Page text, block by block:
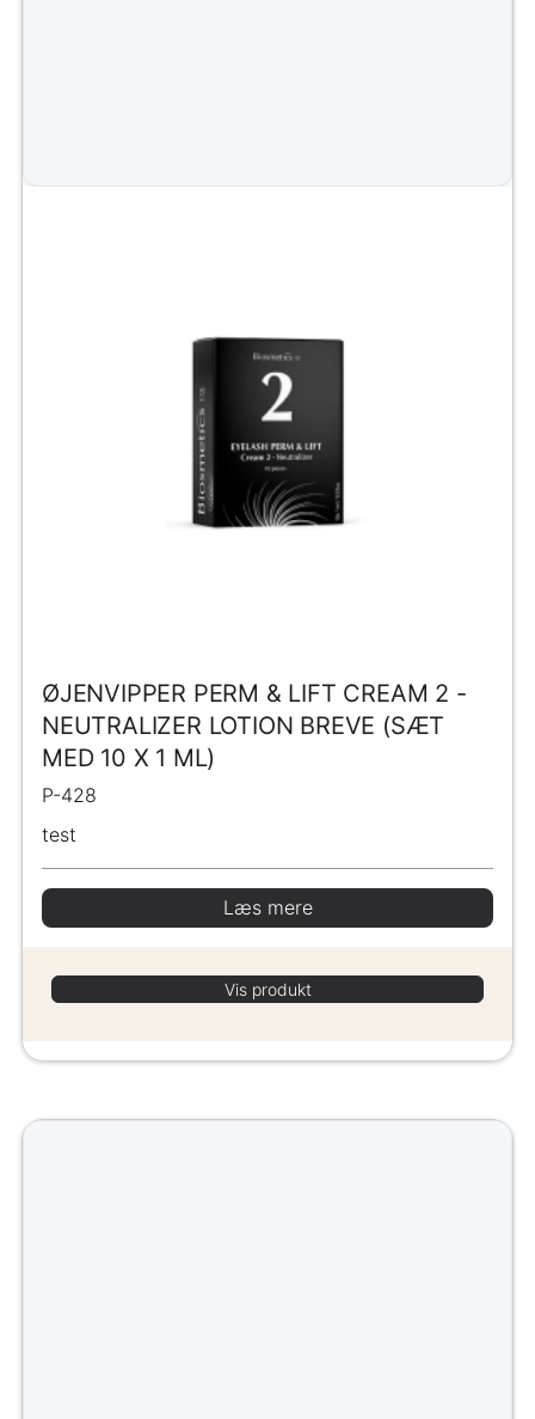
ØJENVIPPER PERM & LIFT CREAM 2 -
NEUTRALIZER LOTION BREVE (SÆT
MED 10 X 1 ML)
P-428
test
Læs mere
Vis produkt